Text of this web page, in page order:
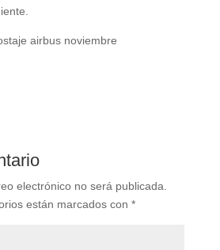
electrónico no será publicada.
están marcados con *